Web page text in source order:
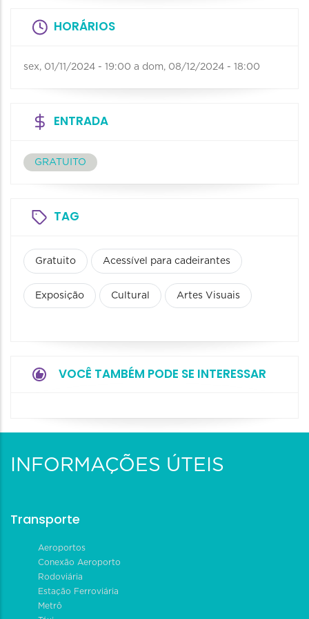
HORÁRIOS
sex, 01/11/2024 - 19:00 a dom, 08/12/2024 - 18:00
ENTRADA
GRATUITO
TAG
Gratuito Acessível para cadeirantes
Exposição Cultural Artes Visuais
VOCÊ TAMBÉM PODE SE INTERESSAR
INFORMAÇÕES ÚTEIS
Transporte
Aeroportos
Conexão Aeroporto
Rodoviária
Estação Ferroviária
Metrô